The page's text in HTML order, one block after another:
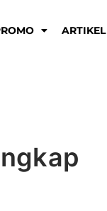
ARTIKEL